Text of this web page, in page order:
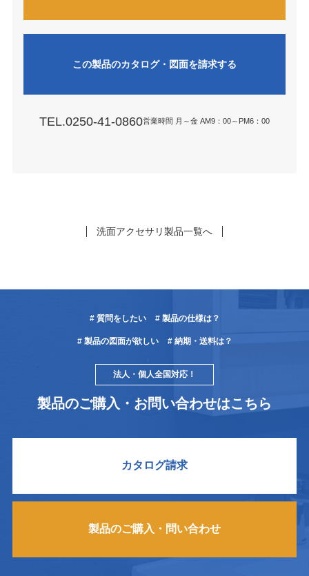
この製品のカタログ・図面を請求する
TEL.0250-41-0860営業時間 月～金 AM9：00～PM6：00
洗面アクセサリ製品一覧へ
# 質問をしたい # 製品の仕様は？
# 製品の図面が欲しい # 納期・送料は？
法人・個人全国対応！
製品のご購入・お問い合わせはこちら
カタログ請求
製品のご購入・問い合わせ